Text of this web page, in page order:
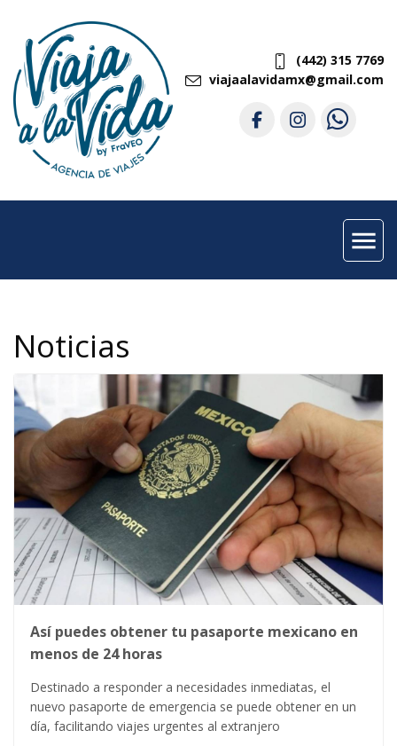
(442) 315 7769
viajaalavidamx@gmail.com
menu
Noticias
Así puedes obtener tu pasaporte mexicano en
menos de 24 horas
Destinado a responder a necesidades inmediatas, el
nuevo pasaporte de emergencia se puede obtener en un
día, facilitando viajes urgentes al extranjero